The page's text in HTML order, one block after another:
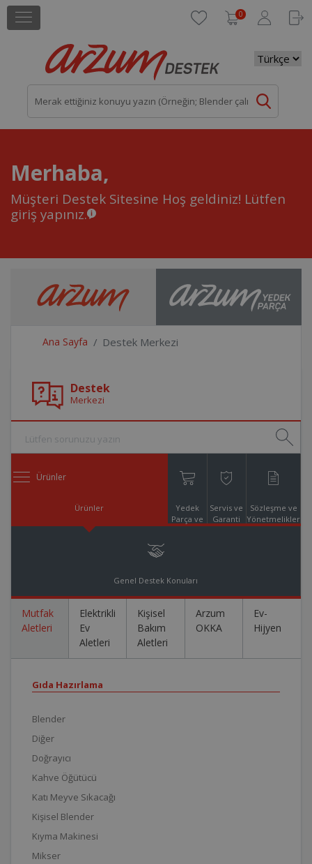
0
Merhaba,
Müşteri Destek Sitesine Hoş geldiniz! Lütfen
giriş yapınız.
Ana Sayfa Destek Merkezi
Destek
Merkezi
Ürünler
Ürünler
Yedek
Parça ve
Servis ve
Garanti
Sözleşme ve
Yönetmelikler
Genel Destek Konuları
Mutfak
Aletleri
Elektrikli
Ev
Aletleri
Kişisel
Bakım
Aletleri
Arzum
OKKA
Ev-
Hijyen
Gıda Hazırlama
Blender
Diğer
Doğrayıcı
Kahve Öğütücü
Katı Meyve Sıkacağı
Kişisel Blender
Kıyma Makinesi
Mikser